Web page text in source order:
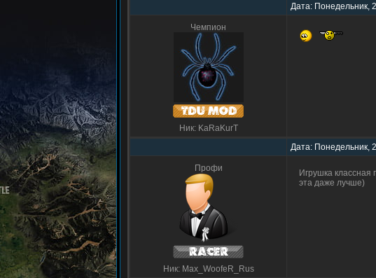
Дата: Понедельник,
Чемпион
Ник: KaRaKurT
Дата: Понедельник,
Профи
Ник: Max_WoofeR_Rus
Игрушка классная
эта даже лучше)